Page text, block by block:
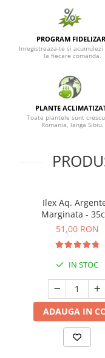
PROGRAM
Inregistreaza-te si acumulezi
la fiecare comanda.
PLANTE
Toate plantele sunt
Romania, langa Sibiu.
Ilex Aq.
Marginata -
51,00 RON
IN STOC
ADAUGA IN